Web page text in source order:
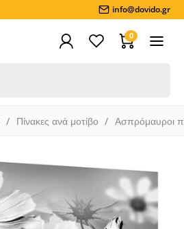
info@dovido.gr
0
Πίνακες ανά μοτίβο Ασπρόμαυροι